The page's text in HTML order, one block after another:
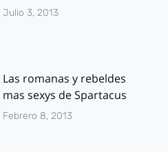
Julio 3, 2013
Las romanas y rebeldes
mas sexys de Spartacus
Febrero 8, 2013